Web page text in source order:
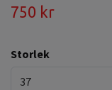
750 kr
Storlek
37